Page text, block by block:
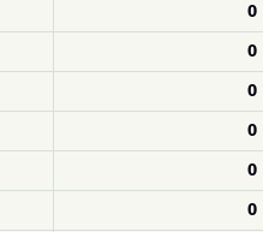
0
0
0
0
0
0